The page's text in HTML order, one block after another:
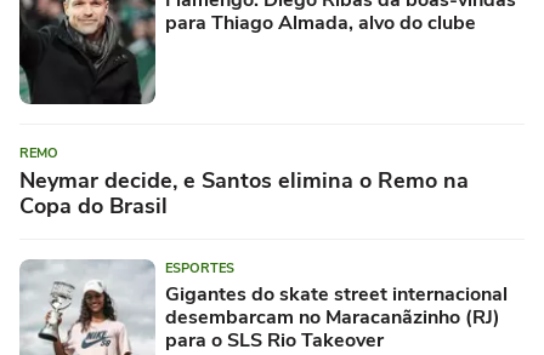
para Thiago Almada, alvo do clube
REMO
Neymar decide, e Santos elimina o Remo na
Copa do Brasil
ESPORTES
Gigantes do skate street internacional
desembarcam no Maracanãzinho (RJ)
para o SLS Rio Takeover